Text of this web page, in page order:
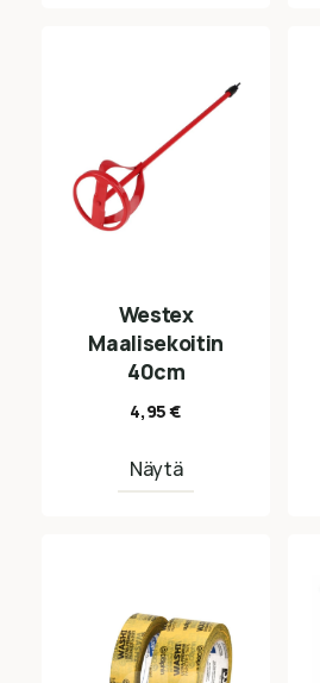
Westex
Maalisekoitin
40cm
4,95€
Näytä